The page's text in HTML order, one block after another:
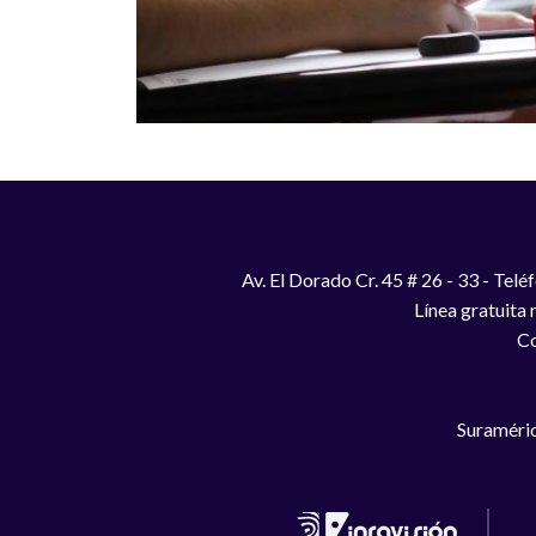
Av. El Dorado Cr. 45 # 26 - 33 -
Línea gratuita